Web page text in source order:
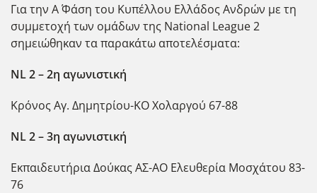
Για την Α΄ Φάση του Κυπέλλου Ελλάδος Ανδρών με τη
συμμετοχή των ομάδων της National League 2
σημειώθηκαν τα παρακάτω αποτελέσματα:
NL 2 – 2η αγωνιστική
Κρόνος Αγ. Δημητρίου-ΚΟ Χολαργού 67-88
NL 2 – 3η αγωνιστική
Εκπαιδευτήρια Δούκας ΑΣ-ΑΟ Ελευθερία Μοσχάτου 83-
76